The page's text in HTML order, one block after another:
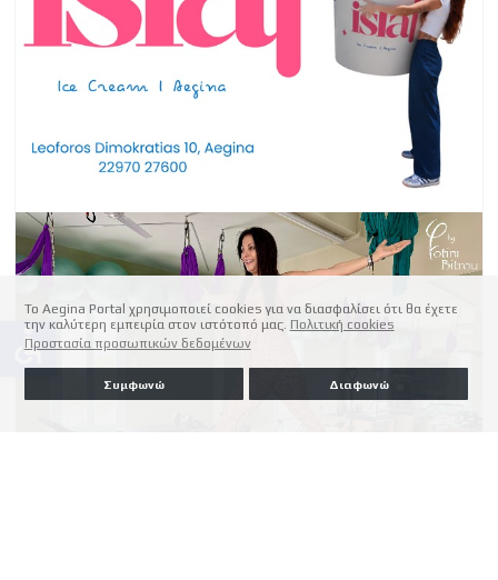
Το Aegina Portal χρησιμοποιεί cookies για να διασφαλίσει ότι θα έχετε
την καλύτερη εμπειρία στον ιστότοπό μας. Πολιτική cookies
Προστασία προσωπικών δεδομένων
Συμφωνώ Διαφωνώ
accessible